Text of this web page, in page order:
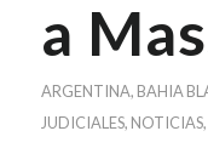
a
ARGENTINA, BAHIA
JUDICIALES, NOTICIAS,